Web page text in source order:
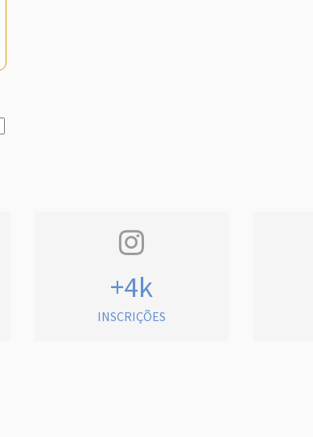
+4k
INSCRIÇÕES